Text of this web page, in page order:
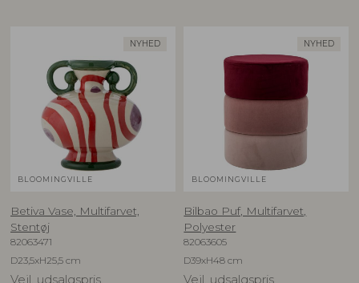
NYHED
BLOOMINGVILLE
Betiva Vase, Multifarvet,
Stentøj
82063471
D23,5xH25,5 cm
Vejl. udsalgspris
NYHED
BLOOMINGVILLE
Bilbao Puf, Multifarvet,
Polyester
82063605
D39xH48 cm
Vejl. udsalgspris